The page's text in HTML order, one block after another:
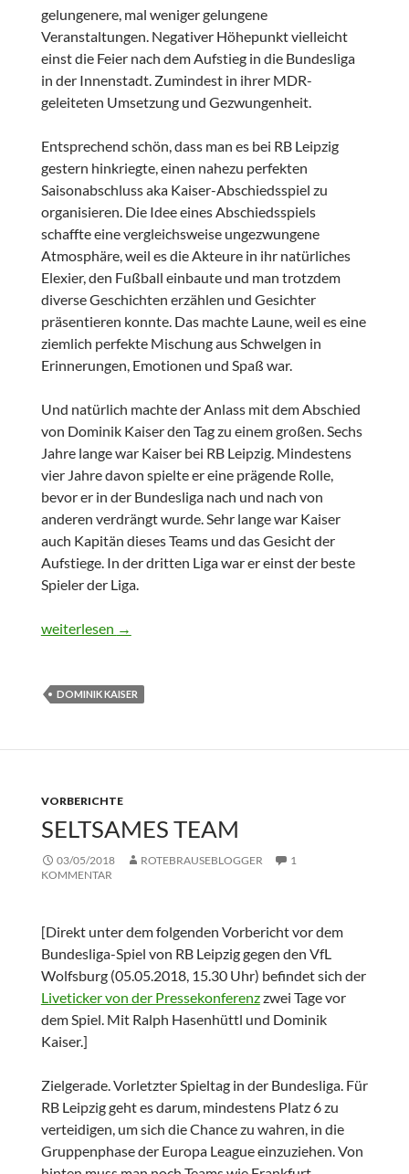
gelungenere, mal weniger gelungene
Veranstaltungen. Negativer Höhepunkt vielleicht
einst die Feier nach dem Aufstieg in die Bundesliga
in der Innenstadt. Zumindest in ihrer MDR-
geleiteten Umsetzung und Gezwungenheit.
Entsprechend schön, dass man es bei RB Leipzig
gestern hinkriegte, einen nahezu perfekten
Saisonabschluss aka Kaiser-Abschiedsspiel zu
organisieren. Die Idee eines Abschiedsspiels
schaffte eine vergleichsweise ungezwungene
Atmosphäre, weil es die Akteure in ihr natürliches
Elexier, den Fußball einbaute und man trotzdem
diverse Geschichten erzählen und Gesichter
präsentieren konnte. Das machte Laune, weil es eine
ziemlich perfekte Mischung aus Schwelgen in
Erinnerungen, Emotionen und Spaß war.
Und natürlich machte der Anlass mit dem Abschied
von Dominik Kaiser den Tag zu einem großen. Sechs
Jahre lange war Kaiser bei RB Leipzig. Mindestens
vier Jahre davon spielte er eine prägende Rolle,
bevor er in der Bundesliga nach und nach von
anderen verdrängt wurde. Sehr lange war Kaiser
auch Kapitän dieses Teams und das Gesicht der
Aufstiege. In der dritten Liga war er einst der beste
Spieler der Liga.
Mach’s gut Kapitän!
weiterlesen →
DOMINIK KAISER
VORBERICHTE
SELTSAMES TEAM
03/05/2018 ROTEBRAUSEBLOGGER
1
KOMMENTAR
[Direkt unter dem folgenden Vorbericht vor dem
Bundesliga-Spiel von RB Leipzig gegen den VfL
Wolfsburg (05.05.2018, 15.30 Uhr) befindet sich der
Liveticker von der Pressekonferenzzwei Tage vor
dem Spiel. Mit Ralph Hasenhüttl und Dominik
Kaiser.]
Zielgerade. Vorletzter Spieltag in der Bundesliga. Für
RB Leipzig geht es darum, mindestens Platz 6 zu
verteidigen, um sich die Chance zu wahren, in die
Gruppenphase der Europa League einzuziehen. Von